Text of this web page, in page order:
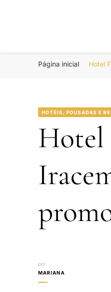
Portal
Página inicial Hotel
HOTÉIS, POUSADAS E
Hotel
por
MARIANA